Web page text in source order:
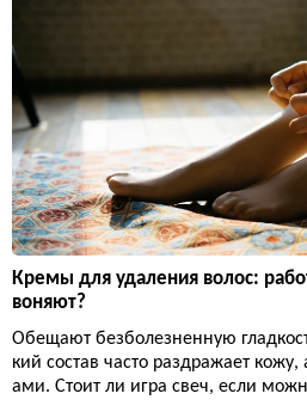
Кремы для удаления волос:
воняют?
Обещают безболезненную
кий состав часто раздражает кожу,
ами. Стоит ли игра свеч, если